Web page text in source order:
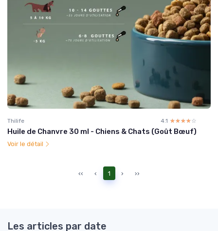
Thilife 4.1 ☆☆☆☆☆
★★★★★
Huile de Chanvre 30 ml - Chiens & Chats (Goût Bœuf)
Voir le détail
‹‹ ‹ 1 › ››
Les articles par date